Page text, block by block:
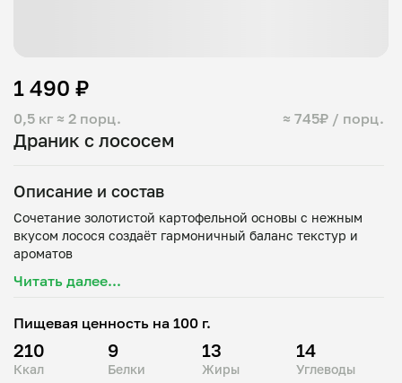
Драник с лососем
0,5 кг ≈ 2 порц. ≈ 745₽ / порц.
1 490 ₽
Описание и состав
Сочетание золотистой картофельной основы с нежным
вкусом лосося создаёт гармоничный баланс текстур и
Читать далее...
Пищевая ценность на 100 г.
210
Ккал
9
Белки
13
Жиры
14
Углеводы